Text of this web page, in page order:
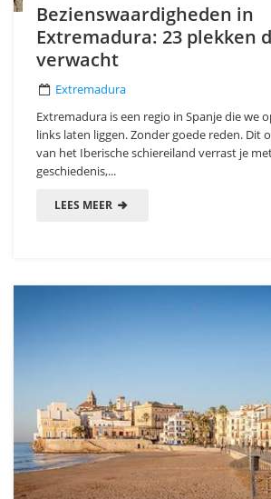
Bezienswaardigheden in
Extremadura: 23 plekken
verwacht
Extremadura
Extremadura is een regio in Spanje die we
links laten liggen. Zonder goede reden. Dit
van het Iberische schiereiland verrast je
geschiedenis,...
LEES MEER